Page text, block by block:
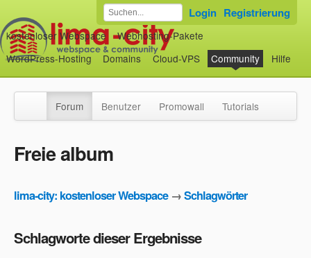
kostenloser Webspace
Webhosting-Pakete
WordPress-Hosting
Domains Cloud-VPS Community Hilfe
Login Registrierung
Forum Benutzer Promowall Tutorials
Freie album
lima-city: kostenloser Webspace→Schlagwörter
Schlagworte dieser Ergebnisse